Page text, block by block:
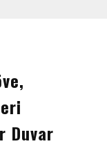
Duvar